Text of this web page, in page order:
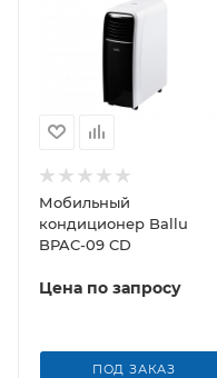
Мобильный
кондиционер Ballu
BPAC-09 CD
Цена по запросу
ПОД ЗАКАЗ